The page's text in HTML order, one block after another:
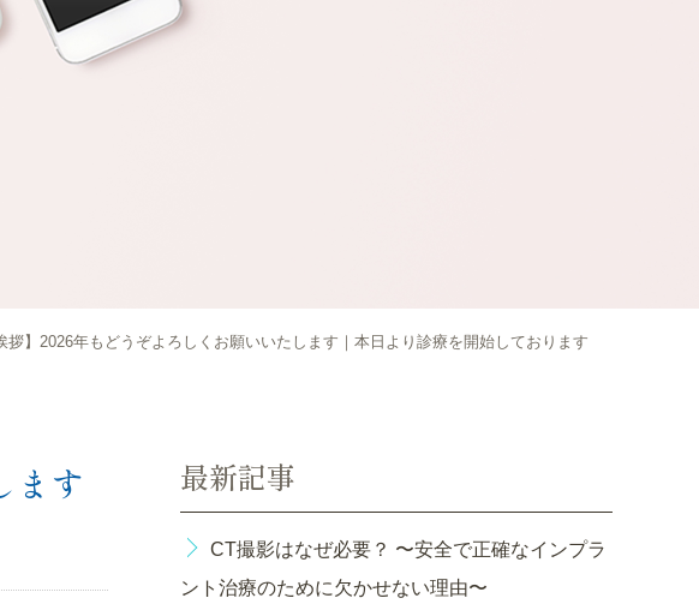
療方法 より安全な治療のために
拶】2026年もどうぞよろしくお願いいたします｜本日より診療を開始しております
ます
最新記事
CT撮影はなぜ必要？ 〜安全で正確なインプラ
ント治療のために欠かせない理由〜